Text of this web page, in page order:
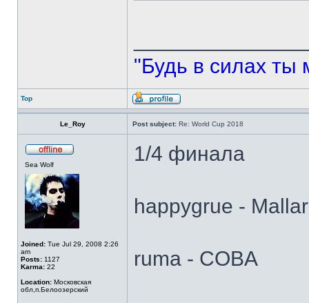
"Будь в силах ты
Top
Le_Roy Post subject: Re: World Cup 2018
Sea Wolf
Joined: Tue Jul 29, 2008 2:26
am
Posts: 1127
Karma: 22
Location: Московская
обл,п.Белоозерский
1/4 финала
happygrue -
ruma - COBA